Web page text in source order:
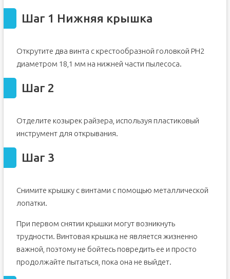
Шаг 1 Нижняя крышка
Открутите два винта с крестообразной головкой PH2
диаметром 18,1 мм на нижней части пылесоса.
Шаг 2
Отделите козырек райзера, используя пластиковый
инструмент для открывания.
Шаг 3
Снимите крышку с винтами с помощью металлической
лопатки.
При первом снятии крышки могут возникнуть
трудности. Винтовая крышка не является жизненно
важной, поэтому не бойтесь повредить ее и просто
продолжайте пытаться, пока она не выйдет.